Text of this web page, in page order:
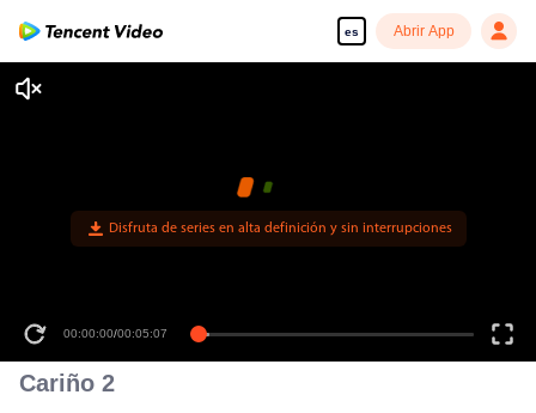
es Abrir App
Disfruta de series en alta definición y sin interrupciones
00:00:00/00:05:07
Cariño 2